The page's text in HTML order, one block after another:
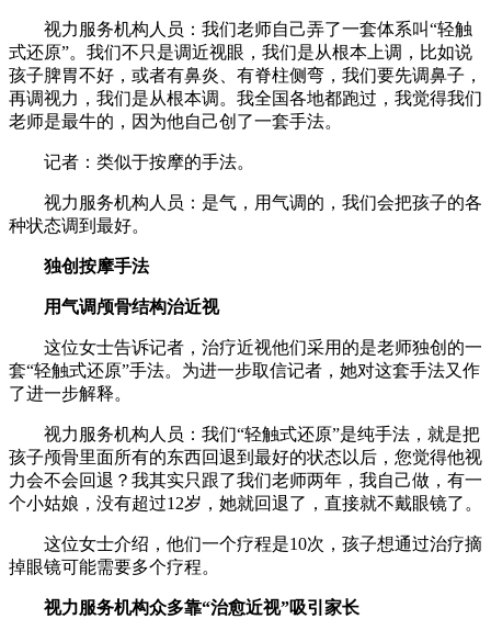
视力服务机构人员：我们老师自己弄了一套体系叫“轻触
式还原”。我们不只是调近视眼，我们是从根本上调，比如说
孩子脾胃不好，或者有鼻炎、有脊柱侧弯，我们要先调鼻子，
再调视力，我们是从根本调。我全国各地都跑过，我觉得我们
老师是最牛的，因为他自己创了一套手法。
记者：类似于按摩的手法。
视力服务机构人员：是气，用气调的，我们会把孩子的各
种状态调到最好。
独创按摩手法
用气调颅骨结构治近视
这位女士告诉记者，治疗近视他们采用的是老师独创的一
套“轻触式还原”手法。为进一步取信记者，她对这套手法又作
了进一步解释。
视力服务机构人员：我们“轻触式还原”是纯手法，就是把
孩子颅骨里面所有的东西回退到最好的状态以后，您觉得他视
力会不会回退？我其实只跟了我们老师两年，我自己做，有一
个小姑娘，没有超过12岁，她就回退了，直接就不戴眼镜了。
这位女士介绍，他们一个疗程是10次，孩子想通过治疗摘
掉眼镜可能需要多个疗程。
视力服务机构众多靠“治愈近视”吸引家长